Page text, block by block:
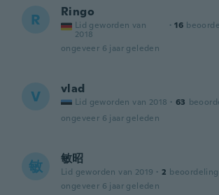
R Ringo
Lid geworden van
2018
· 16
ongeveer 6 jaar geleden
V vlad
Lid geworden van 2018 · 63
ongeveer 6 jaar geleden
敏 敏昭
Lid geworden van 2019 · 2
ongeveer 6 jaar geleden